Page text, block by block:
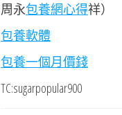
周永包養網心得祥）
包養軟體
包養一個月價錢
TC:sugarpopular900